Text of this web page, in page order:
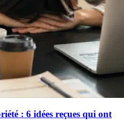
: 6 idées reçues qui ont